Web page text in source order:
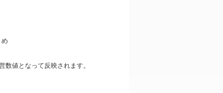
値となって反映されます。